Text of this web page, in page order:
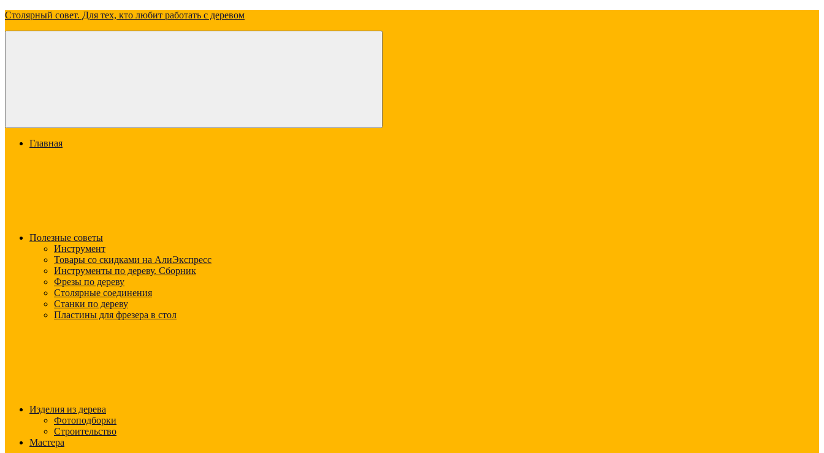
Перейти
Столярный совет. Для тех, кто любит работать с деревом
Меню
Главная
Полезные советы
Инструмент
Товары со скидками на АлиЭкспресс
Инструменты по дереву. Сборник
Фрезы по дереву
Столярные соединения
Станки по дереву
Пластины для фрезера в стол
Изделия из дерева
Фотоподборки
Строительство
Мастера